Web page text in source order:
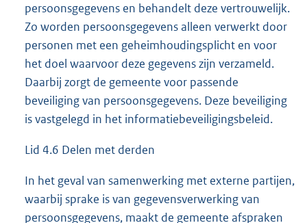
persoonsgegevens en behandelt deze vertrouwelijk.
Zo worden persoonsgegevens alleen verwerkt door
personen met een geheimhoudingsplicht en voor
het doel waarvoor deze gegevens zijn verzameld.
Daarbij zorgt de gemeente voor passende
beveiliging van persoonsgegevens. Deze beveiliging
is vastgelegd in het informatiebeveiligingsbeleid.
Lid 4.6 Delen met derden
In het geval van samenwerking met externe partijen,
waarbij sprake is van gegevensverwerking van
persoonsgegevens, maakt de gemeente afspraken